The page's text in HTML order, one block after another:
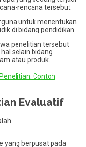
rencana tersebut.
untuk menentukan
di bidang pendidikan.
penelitian tersebut
selain bidang
atau produk.
Contoh
Evaluatif
yang berpusat pada